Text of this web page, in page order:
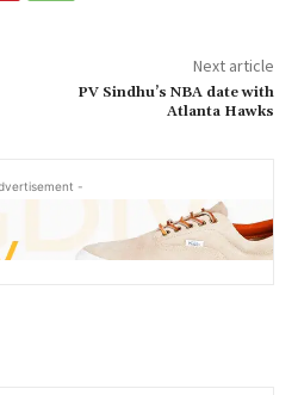
Next article
PV Sindhu’s NBA date with
Atlanta Hawks
-